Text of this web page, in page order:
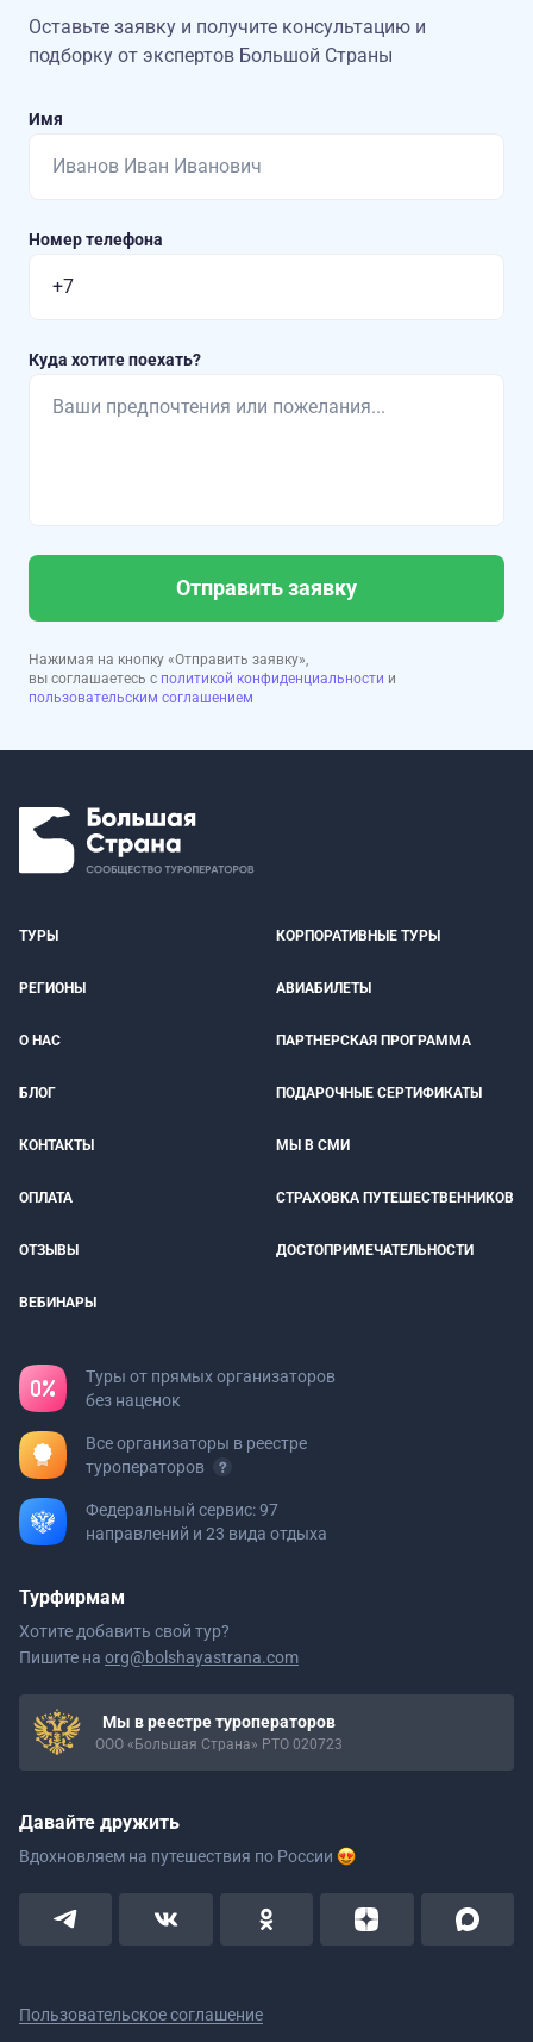
Оставьте заявку и получите консультацию и
подборку от экспертов Большой Страны
Имя
Номер телефона
Куда хотите поехать?
Отправить заявку
Нажимая на кнопку «Отправить заявку»,
вы соглашаетесь с политикой конфиденциальности и
пользовательским соглашением
ТУРЫ КОРПОРАТИВНЫЕ ТУРЫ
РЕГИОНЫ АВИАБИЛЕТЫ
О НАС ПАРТНЕРСКАЯ ПРОГРАММА
БЛОГ ПОДАРОЧНЫЕ СЕРТИФИКАТЫ
КОНТАКТЫ МЫ В СМИ
ОПЛАТА СТРАХОВКА ПУТЕШЕСТВЕННИКОВ
ОТЗЫВЫ ДОСТОПРИМЕЧАТЕЛЬНОСТИ
ВЕБИНАРЫ
Туры от прямых организаторов
без наценок
Все организаторы в реестре
туроператоров
Федеральный сервис: 97
направлений и 23 вида отдыха
Турфирмам
Хотите добавить свой тур?
Пишите на org@bolshayastrana.com
Мы в реестре туроператоров
ООО «Большая Страна» РТО 020723
Давайте дружить
Вдохновляем на путешествия по России
Пользовательское соглашение